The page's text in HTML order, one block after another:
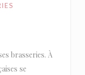
brasseries. À
se